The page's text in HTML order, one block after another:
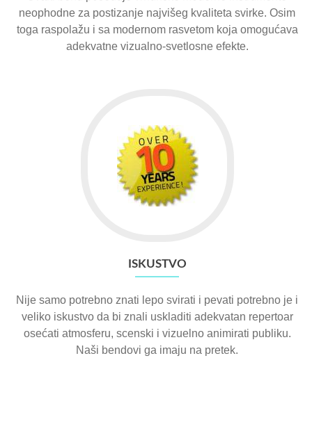
neophodne za postizanje najvišeg kvaliteta svirke. Osim
toga raspolažu i sa modernom rasvetom koja omogućava
adekvatne vizualno-svetlosne efekte.
ISKUSTVO
Nije samo potrebno znati lepo svirati i pevati potrebno je i
veliko iskustvo da bi znali uskladiti adekvatan repertoar
osećati atmosferu, scenski i vizuelno animirati publiku.
Naši bendovi ga imaju na pretek.